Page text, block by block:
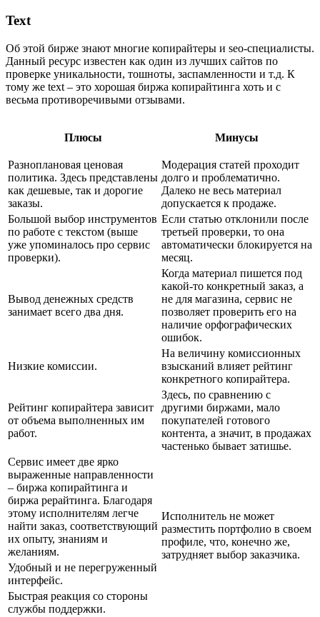
Text
Об этой бирже знают многие копирайтеры и seo-специалисты.
Данный ресурс известен как один из лучших сайтов по
проверке уникальности, тошноты, заспамленности и т.д. К
тому же text – это хорошая биржа копирайтинга хоть и с
весьма противоречивыми отзывами.
Плюсы Минусы
Разноплановая ценовая
политика. Здесь представлены
как дешевые, так и дорогие
заказы.
Модерация статей проходит
долго и проблематично.
Далеко не весь материал
допускается к продаже.
Большой выбор инструментов
по работе с текстом (выше
уже упоминалось про сервис
проверки).
Если статью отклонили после
третьей проверки, то она
автоматически блокируется на
месяц.
Вывод денежных средств
занимает всего два дня.
Когда материал пишется под
какой-то конкретный заказ, а
не для магазина, сервис не
позволяет проверить его на
наличие орфографических
ошибок.
Низкие комиссии.
На величину комиссионных
взысканий влияет рейтинг
конкретного копирайтера.
Рейтинг копирайтера зависит
от объема выполненных им
работ.
Здесь, по сравнению с
другими биржами, мало
покупателей готового
контента, а значит, в продажах
частенько бывает затишье.
Сервис имеет две ярко
выраженные направленности
– биржа копирайтинга и
биржа рерайтинга. Благодаря
этому исполнителям легче
найти заказ, соответствующий
их опыту, знаниям и
желаниям.
Исполнитель не может
разместить портфолио в своем
профиле, что, конечно же,
затрудняет выбор заказчика.
Удобный и не перегруженный
интерфейс.
Быстрая реакция со стороны
службы поддержки.